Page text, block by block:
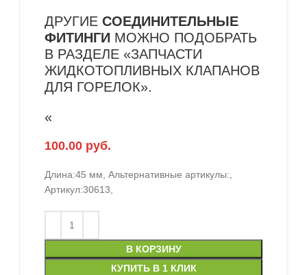
ДРУГИЕ СОЕДИНИТЕЛЬНЫЕ
ФИТИНГИ МОЖНО ПОДОБРАТЬ
В РАЗДЕЛЕ «ЗАПЧАСТИ
ЖИДКОТОПЛИВНЫХ КЛАПАНОВ
ДЛЯ ГОРЕЛОК».
«
100.00 руб.
Длина:45 мм, Альтернативные артикулы:,
Артикул:30613,
В КОРЗИНУ
КУПИТЬ В 1 КЛИК